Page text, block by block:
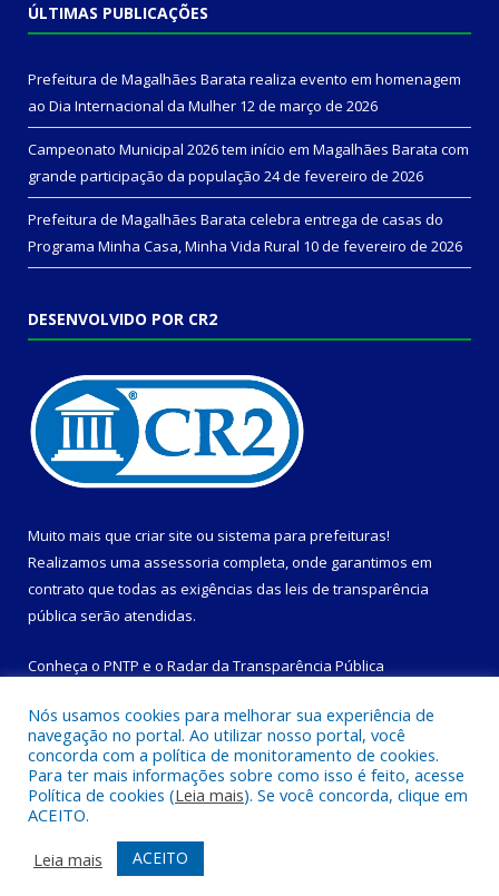
ÚLTIMAS PUBLICAÇÕES
Prefeitura de Magalhães Barata realiza evento em homenagem
ao Dia Internacional da Mulher 12 de março de 2026
Campeonato Municipal 2026 tem início em Magalhães Barata com
grande participação da população 24 de fevereiro de 2026
Prefeitura de Magalhães Barata celebra entrega de casas do
Programa Minha Casa, Minha Vida Rural 10 de fevereiro de 2026
DESENVOLVIDO POR CR2
Muito mais que criar site ou sistema para prefeituras!
Realizamos uma assessoria completa, onde garantimos em
contrato que todas as exigências das leis de transparência
pública serão atendidas.
Conheça o PNTP e o Radar da Transparência Pública
Todos os direitos reservados a Prefeitura Municipal de
Magalhães Barata.
Mapa do Site
Acessar Área Administrativa
Acessar Webmail
Nós usamos cookies para melhorar sua experiência de
navegação no portal. Ao utilizar nosso portal, você
concorda com a política de monitoramento de cookies.
Para ter mais informações sobre como isso é feito, acesse
Política de cookies (Leia mais). Se você concorda, clique em
ACEITO.
Leia mais
ACEITO